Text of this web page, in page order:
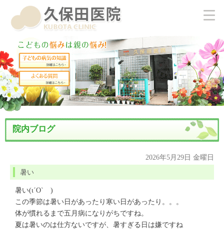
院内ブログ
2026年5月29日 金曜日
暑い
暑い(ι´О`ゞ)
この季節は暑い日があったり寒い日があったり。。。
体が慣れるまで五月病になりがちですね。
夏は暑いのは仕方ないですが、暑すぎる日は嫌ですね